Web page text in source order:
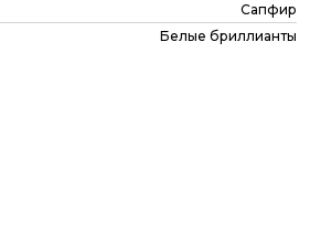
Сапфир
Белые бриллианты